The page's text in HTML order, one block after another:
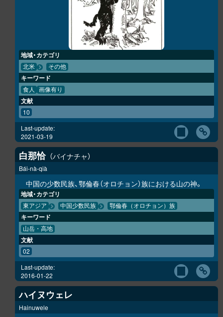
地域・カテゴリ
北米 その他
キーワード
食人 画像有り
文献
10
Last-update:
2021-03-19
白那恰 バイナチャ
Bái-nà-qià
中国の少数民族、鄂倫春（オロチョン）族における山の神。
地域・カテゴリ
東アジア 中国少数民族 鄂倫春（オロチョン）族
キーワード
山岳・高地
文献
02
Last-update:
2016-01-22
ハイヌウェレ
Hainuwele